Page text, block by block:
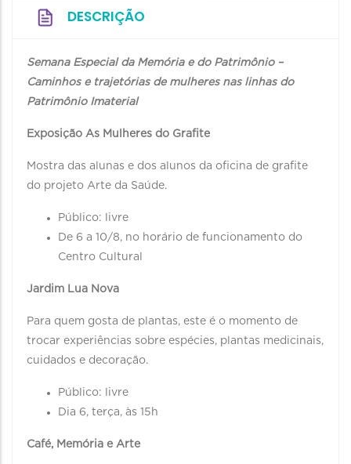
DESCRIÇÃO
Semana Especial da Memória e do Patrimônio –
Caminhos e trajetórias de mulheres nas linhas do
Patrimônio Imaterial
Exposição As Mulheres do Grafite
Mostra das alunas e dos alunos da oficina de grafite
do projeto Arte da Saúde.
Público: livre
De 6 a 10/8, no horário de funcionamento do
Centro Cultural
Jardim Lua Nova
Para quem gosta de plantas, este é o momento de
trocar experiências sobre espécies, plantas medicinais,
cuidados e decoração.
Público: livre
Dia 6, terça, às 15h
Café, Memória e Arte